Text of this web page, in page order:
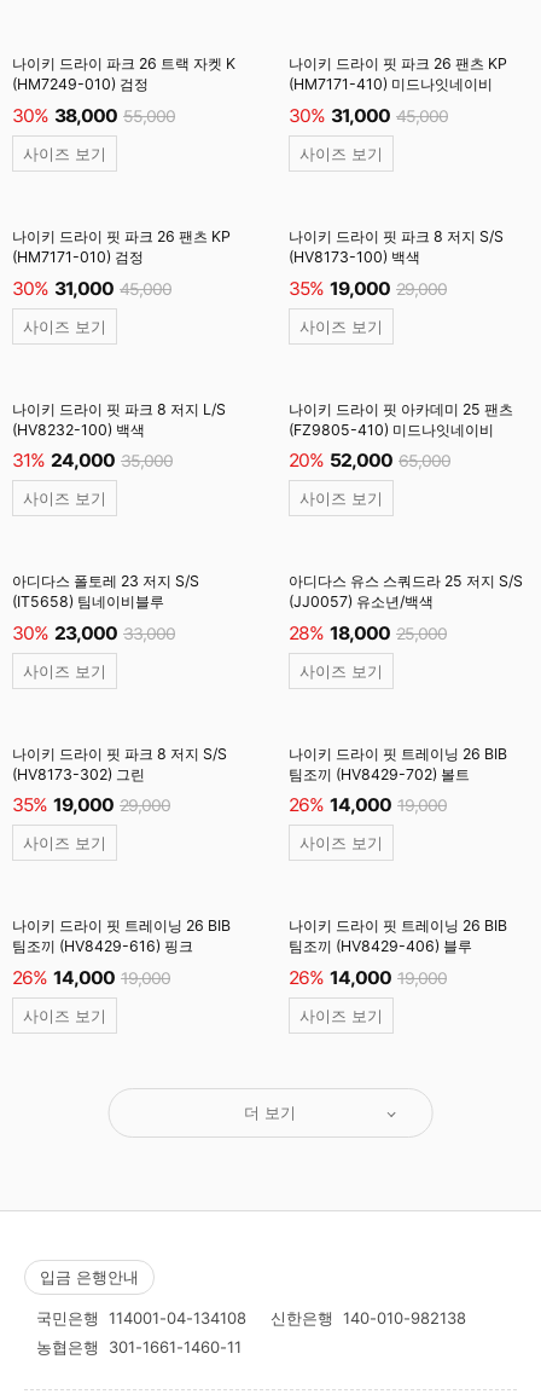
나이키 드라이 파크 26 트랙 자켓 K
(HM7249-010) 검정
30% 38,000 55,000
사이즈 보기
나이키 드라이 핏 파크 26 팬츠 KP
(HM7171-410) 미드나잇네이비
30% 31,000 45,000
사이즈 보기
나이키 드라이 핏 파크 26 팬츠 KP
(HM7171-010) 검정
30% 31,000 45,000
사이즈 보기
나이키 드라이 핏 파크 8 저지 S/S
(HV8173-100) 백색
35% 19,000 29,000
사이즈 보기
나이키 드라이 핏 파크 8 저지 L/S
(HV8232-100) 백색
31% 24,000 35,000
사이즈 보기
나이키 드라이 핏 아카데미 25 팬츠
(FZ9805-410) 미드나잇네이비
20% 52,000 65,000
사이즈 보기
아디다스 폴토레 23 저지 S/S
(IT5658) 팀네이비블루
30% 23,000 33,000
사이즈 보기
아디다스 유스 스쿼드라 25 저지 S/S
(JJ0057) 유소년/백색
28% 18,000 25,000
사이즈 보기
나이키 드라이 핏 파크 8 저지 S/S
(HV8173-302) 그린
35% 19,000 29,000
사이즈 보기
나이키 드라이 핏 트레이닝 26 BIB
팀조끼 (HV8429-702) 볼트
26% 14,000 19,000
사이즈 보기
나이키 드라이 핏 트레이닝 26 BIB
팀조끼 (HV8429-616) 핑크
26% 14,000 19,000
사이즈 보기
나이키 드라이 핏 트레이닝 26 BIB
팀조끼 (HV8429-406) 블루
26% 14,000 19,000
사이즈 보기
더 보기
입금 은행안내
국민은행 114001-04-134108 신한은행 140-010-982138
농협은행 301-1661-1460-11